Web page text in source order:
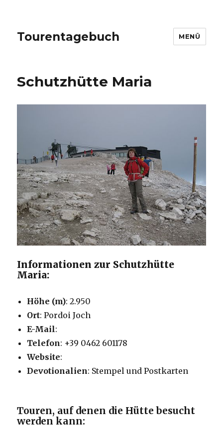
Tourentagebuch MENÜ
Schutzhütte Maria
Informationen zur Schutzhütte
Maria:
Höhe (m): 2.950
Ort: Pordoi Joch
E-Mail:
Telefon: +39 0462 601178
Website:
Devotionalien: Stempel und Postkarten
Touren, auf denen die Hütte besucht
werden kann: